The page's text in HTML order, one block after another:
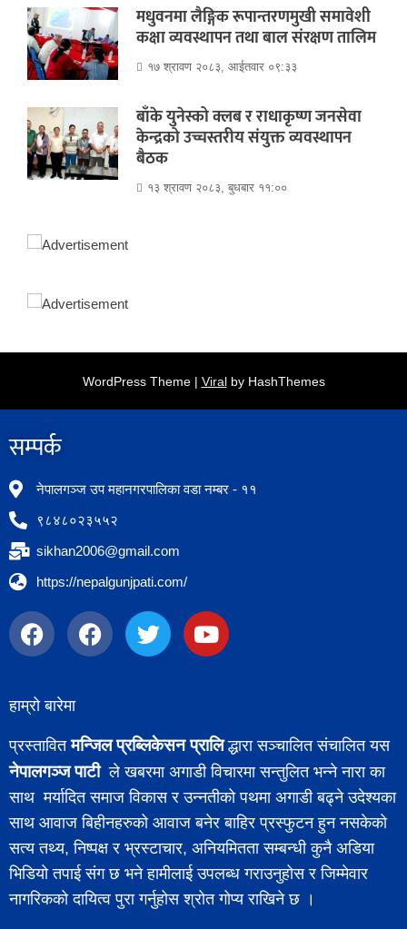
मधुवनमा लैङ्गिक रूपान्तरणमुखी समावेशी
कक्षा व्यवस्थापन तथा बाल संरक्षण तालिम
१७ श्रावण २०८३, आईतवार ०९:३३
बाँके युनेस्को क्लब र राधाकृष्ण जनसेवा
केन्द्रको उच्चस्तरीय संयुक्त व्यवस्थापन
बैठक
१३ श्रावण २०८३, बुधबार ११:००
WordPress Theme | Viralby HashThemes
सम्पर्क​
नेपालगञ्ज उप महानगरपालिका वडा नम्बर - ११
९८४८०२३५५२
sikhan2006@gmail.com
https://nepalgunjpati.com/
हाम्रो बारेमा
प्रस्तावितमन्जिल प्रब्लिकेसन प्रालिद्धारा सञ्चालित संचालित यस
नेपालगञ्ज पाटीले खबरमा अगाडी विचारमा सन्तुलित भन्ने नारा का
साथ मर्यादित समाज विकास र उन्नतीको पथमा अगाडी बढ्ने उदेश्यका
साथ आवाज बिहीनहरुको आवाज बनेर बाहिर प्रस्फुटन हुन नसकेको
सत्य तथ्य, निष्पक्ष र भ्रस्टाचार, अनियमितता सम्बन्धी कुनै अडिया
भिडियो तपाई संग छ भने हामीलाई उपलब्ध गराउनुहोस र जिम्मेवार
नागरिकको दायित्व पुरा गर्नुहोस श्रोत गोप्य राखिने छ ।